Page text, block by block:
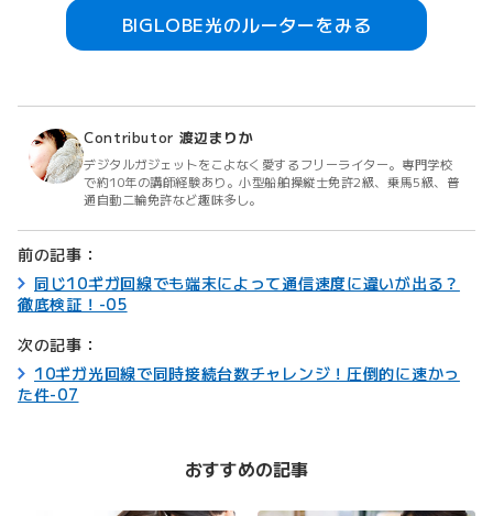
BIGLOBE光のルーターをみる
Contributor 渡辺まりか
デジタルガジェットをこよなく愛するフリーライター。専門学校
で約10年の講師経験あり。小型船舶操縦士免許2級、乗馬5級、普
通自動二輪免許など趣味多し。
前の記事：
同じ10ギガ回線でも端末によって通信速度に違いが出る？
徹底検証！-05
次の記事：
10ギガ光回線で同時接続台数チャレンジ！圧倒的に速かっ
た件-07
おすすめの記事